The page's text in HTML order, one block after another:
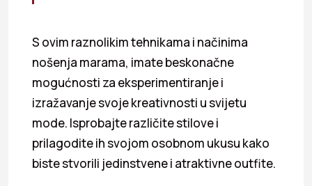
S ovim raznolikim tehnikama i načinima
nošenja marama, imate beskonačne
mogućnosti za eksperimentiranje i
izražavanje svoje kreativnosti u svijetu
mode. Isprobajte različite stilove i
prilagodite ih svojom osobnom ukusu kako
biste stvorili jedinstvene i atraktivne outfite.